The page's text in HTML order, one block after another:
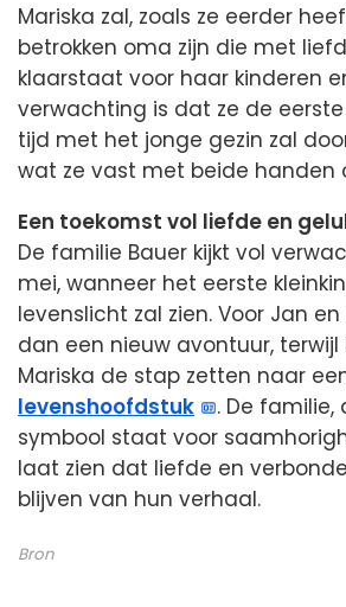
Mariska zal, zoals ze eerder
betrokken oma zijn die met
klaarstaat voor haar kinderen
verwachting is dat ze de
tijd met het jonge gezin zal
wat ze vast met beide handen
Een toekomst vol liefde en
De familie Bauer kijkt vol
mei, wanneer het eerste
levenslicht zal zien. Voor Jan
dan een nieuw avontuur, terwijl
Mariska de stap zetten naar
levenshoofdstuk
. De familie,
symbool staat voor
laat zien dat liefde en
blijven van hun verhaal.
Bron